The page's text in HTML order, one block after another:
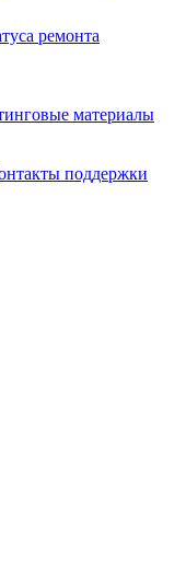
ремонта
материалы
поддержки